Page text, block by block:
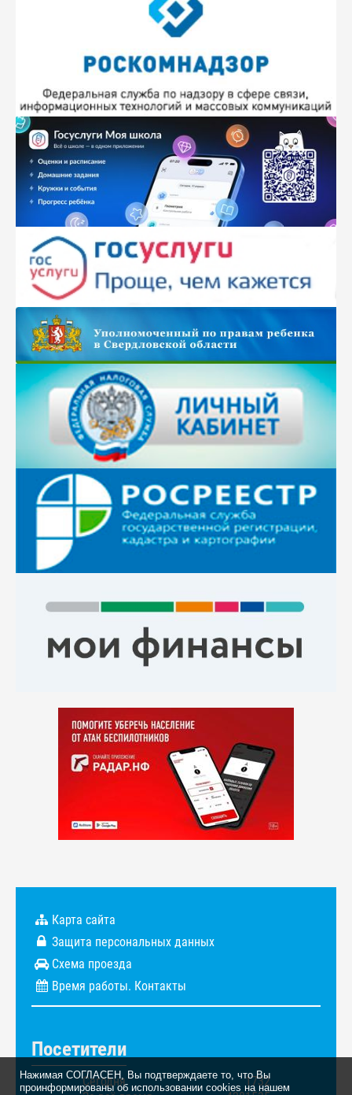
Нажимая СОГЛАСЕН, Вы подтверждаете то, что Вы
проинформированы об использовании cookies на нашем
Карта сайта
Защита персональных данных
Схема проезда
Время работы. Контакты
Посетители
Сегодня
1732